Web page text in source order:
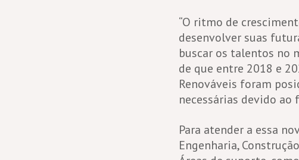
“O ritmo de
desenvolver suas
buscar os talentos no
de que entre 2018 e
Renováveis foram
necessárias devido ao
Para atender a essa
Engenharia,